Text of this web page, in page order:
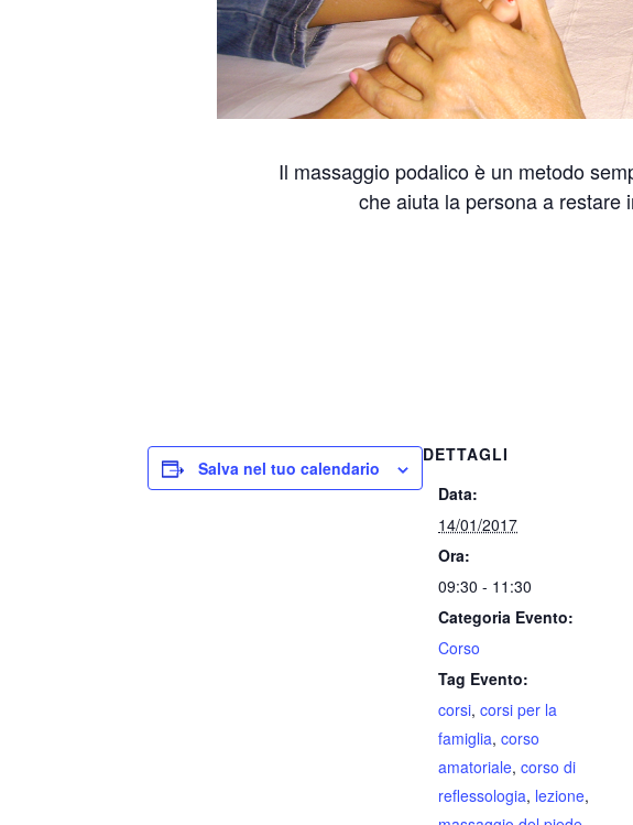
Il massaggio podalico è un metodo
che aiuta la persona a restare
Salva nel tuo calendario
DETTAGLI
Data:
14/01/2017
Ora:
09:30 - 11:30
Categoria Evento:
Corso
Tag Evento:
corsi,corsi per la
famiglia,corso
amatoriale,corso di
reflessologia, lezione,